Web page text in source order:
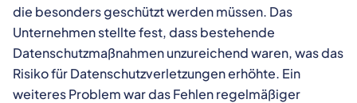
die besonders geschützt werden müssen. Das
Unternehmen stellte fest, dass bestehende
Datenschutzmaßnahmen unzureichend waren, was das
Risiko für Datenschutzverletzungen erhöhte. Ein
weiteres Problem war das Fehlen regelmäßiger